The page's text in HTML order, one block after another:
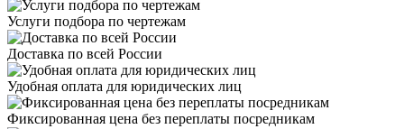
Услуги подбора по чертежам
Доставка по всей России
Удобная оплата для юридических лиц
Фиксированная цена без переплаты посредникам